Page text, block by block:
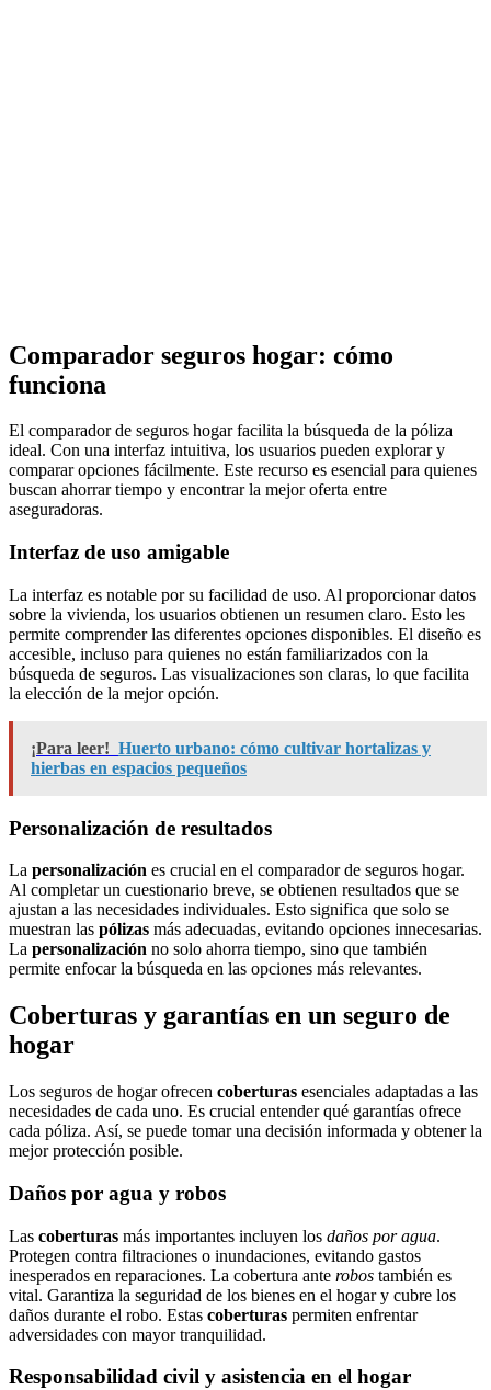
Comparador seguros hogar: cómo
funciona
El comparador de seguros hogar facilita la búsqueda de la póliza
ideal. Con una interfaz intuitiva, los usuarios pueden explorar y
comparar opciones fácilmente. Este recurso es esencial para quienes
buscan ahorrar tiempo y encontrar la mejor oferta entre
aseguradoras.
Interfaz de uso amigable
La interfaz es notable por su facilidad de uso. Al proporcionar datos
sobre la vivienda, los usuarios obtienen un resumen claro. Esto les
permite comprender las diferentes opciones disponibles. El diseño es
accesible, incluso para quienes no están familiarizados con la
búsqueda de seguros. Las visualizaciones son claras, lo que facilita
la elección de la mejor opción.
¡Para leer! Huerto urbano: cómo cultivar hortalizas y
hierbas en espacios pequeños
Personalización de resultados
La personalización es crucial en el comparador de seguros hogar.
Al completar un cuestionario breve, se obtienen resultados que se
ajustan a las necesidades individuales. Esto significa que solo se
muestran las pólizas más adecuadas, evitando opciones innecesarias.
La personalización no solo ahorra tiempo, sino que también
permite enfocar la búsqueda en las opciones más relevantes.
Coberturas y garantías en un seguro de
hogar
Los seguros de hogar ofrecen coberturas esenciales adaptadas a las
necesidades de cada uno. Es crucial entender qué garantías ofrece
cada póliza. Así, se puede tomar una decisión informada y obtener la
mejor protección posible.
Daños por agua y robos
Las coberturas más importantes incluyen los daños por agua.
Protegen contra filtraciones o inundaciones, evitando gastos
inesperados en reparaciones. La cobertura ante robos también es
vital. Garantiza la seguridad de los bienes en el hogar y cubre los
daños durante el robo. Estas coberturas permiten enfrentar
adversidades con mayor tranquilidad.
Responsabilidad civil y asistencia en el hogar